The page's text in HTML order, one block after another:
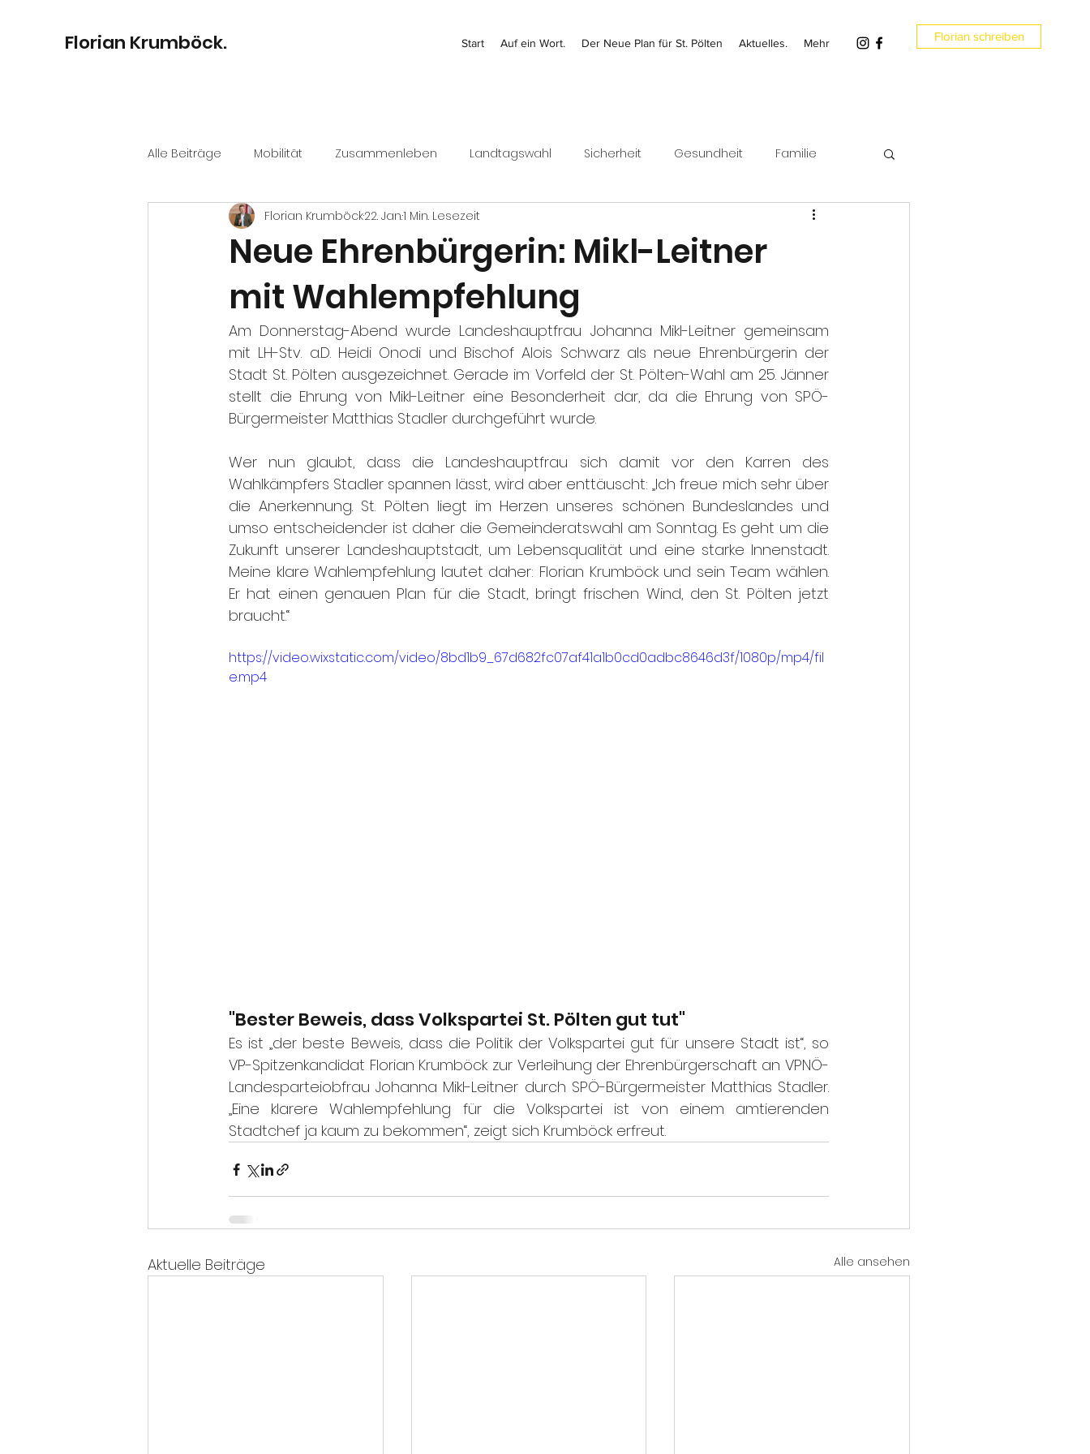
Florian Krumböck. Start Auf ein Wort. Der Neue Plan für St. Pölten Aktuelles. Mehr Florian schreiben
Alle Beiträge Mobilität Zusammenleben Landtagswahl Sicherheit Gesundheit Familie
Digitalisierung Kontrolle Jugend Umwelt
Stadtentwicklung Wirtschaft
Neue Ehrenbürgerin: Mikl-Leitner
mit Wahlempfehlung
Florian Krumböck22. Jan.1 Min. Lesezeit
Am Donnerstag-Abend wurde Landeshauptfrau Johanna Mikl-Leitner gemeinsam
mit LH-Stv. a.D. Heidi Onodi und Bischof Alois Schwarz als neue Ehrenbürgerin der
Stadt St. Pölten ausgezeichnet. Gerade im Vorfeld der St. Pölten-Wahl am 25. Jänner
stellt die Ehrung von Mikl-Leitner eine Besonderheit dar, da die Ehrung von SPÖ-
Bürgermeister Matthias Stadler durchgeführt wurde.
Wer nun glaubt, dass die Landeshauptfrau sich damit vor den Karren des
Wahlkämpfers Stadler spannen lässt, wird aber enttäuscht: „Ich freue mich sehr über
die Anerkennung. St. Pölten liegt im Herzen unseres schönen Bundeslandes und
umso entscheidender ist daher die Gemeinderatswahl am Sonntag. Es geht um die
Zukunft unserer Landeshauptstadt, um Lebensqualität und eine starke Innenstadt.
Meine klare Wahlempfehlung lautet daher: Florian Krumböck und sein Team wählen.
Er hat einen genauen Plan für die Stadt, bringt frischen Wind, den St. Pölten jetzt
braucht.“
https://video.wixstatic.com/video/8bd1b9_67d682fc07af41a1b0cd0adbc8646d3f/1080p/mp4/fil
e.mp4
"Bester Beweis, dass Volkspartei St. Pölten gut tut"
Es ist „der beste Beweis, dass die Politik der Volkspartei gut für unsere Stadt ist“, so
VP-Spitzenkandidat Florian Krumböck zur Verleihung der Ehrenbürgerschaft an VPNÖ-
Landesparteiobfrau Johanna Mikl-Leitner durch SPÖ-Bürgermeister Matthias Stadler.
„Eine klarere Wahlempfehlung für die Volkspartei ist von einem amtierenden
Stadtchef ja kaum zu bekommen“, zeigt sich Krumböck erfreut.
Aktuelle Beiträge Alle ansehen